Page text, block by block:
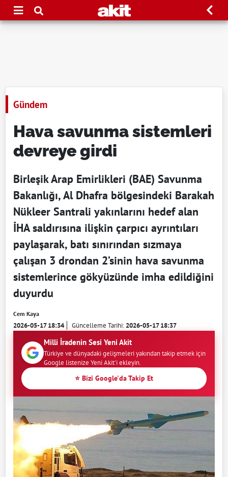
Gündem
Hava savunma sistemleri
devreye girdi
Birleşik Arap Emirlikleri (BAE) Savunma
Bakanlığı, Al Dhafra bölgesindeki Barakah
Nükleer Santrali yakınlarını hedef alan
İHA saldırısına ilişkin çarpıcı ayrıntıları
paylaşarak, batı sınırından sızmaya
çalışan 3 drondan 2’sinin hava savunma
sistemlerince gökyüzünde imha edildiğini
duyurdu
Cem Kaya
2026-05-17 18:34 Güncelleme Tarihi:2026-05-17 18:37
Milli İradenin Sesi Yeni Akit
Türkiye ve dünyadaki gelişmeleri yakından takip etmek için
Google listenize Yeni Akit'i ekleyin.
⭐ Bizi Google'da Takip Et